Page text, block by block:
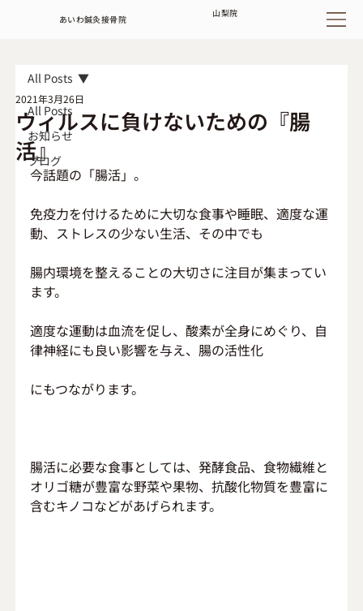
あいわ鍼灸接骨院
山梨院
All Posts
お知らせ
ブログ
All Posts
ウィルスに負けないための『腸
活』
2021年3月26日
今話題の「腸活」。
免疫力を付けるために大切な食事や睡眠、適度な運
動、ストレスの少ない生活、その中でも
腸内環境を整えることの大切さに注目が集まってい
ます。
適度な運動は血流を促し、酸素が全身にめぐり、自
律神経にも良い影響を与え、腸の活性化
にもつながります。
腸活に必要な食事としては、発酵食品、食物繊維と
オリゴ糖が豊富な野菜や果物、抗酸化物質を豊富に
含むキノコなどがあげられます。